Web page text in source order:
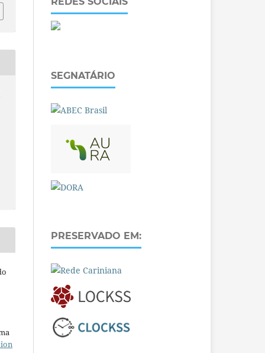
SEGNATÁRIO
PRESERVADO EM: